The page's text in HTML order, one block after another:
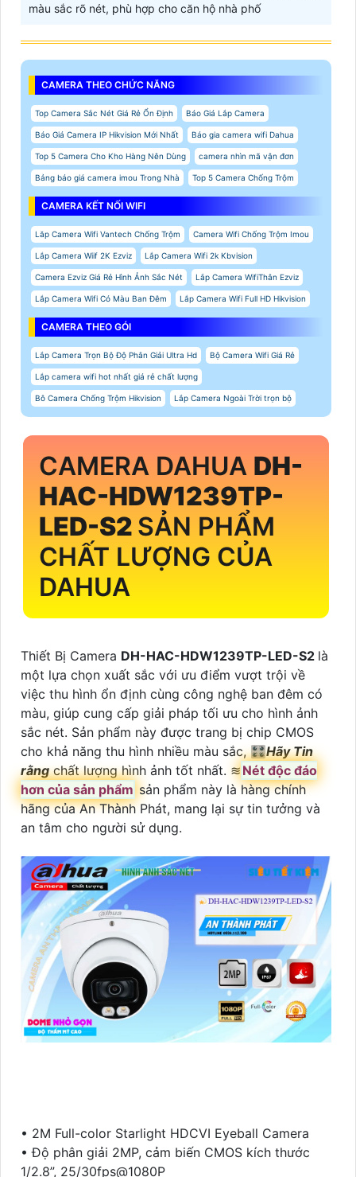
màu sắc rõ nét, phù hợp cho căn hộ nhà phố
CAMERA THEO CHỨC NĂNG
Top Camera Sắc Nét Giá Rẻ Ổn Định Báo Giá Lắp Camera
Báo Giá Camera IP Hikvision Mới Nhất Báo gia camera wifi Dahua
Top 5 Camera Cho Kho Hàng Nên Dùng camera nhìn mã vận đơn
Bảng báo giá camera imou Trong Nhà Top 5 Camera Chống Trộm
CAMERA KẾT NỐI WIFI
Lăp Camera Wifi Vantech Chống Trộm Camera Wifi Chống Trộm Imou
Lắp Camera Wiif 2K Ezviz Lắp Camera Wifi 2k Kbvision
Camera Ezviz Giá Rẻ Hình Ảnh Sắc Nét Lắp Camera WifiThân Ezviz
Lắp Camera Wifi Có Màu Ban Đêm Lắp Camera Wifi Full HD Hikvision
CAMERA THEO GÓI
Lắp Camera Trọn Bộ Độ Phân Giải Ultra Hd Bộ Camera Wifi Giá Rẻ
Lắp camera wifi hot nhất giá rẻ chất lượng
Bô Camera Chống Trộm Hikvision Lắp Camera Ngoài Trời trọn bộ
CAMERA DAHUA DH-
HAC-HDW1239TP-
LED-S2 SẢN PHẨM
CHẤT LƯỢNG CỦA
DAHUA
Thiết Bị Camera DH-HAC-HDW1239TP-LED-S2 là
một lựa chọn xuất sắc với ưu điểm vượt trội về
việc thu hình ổn định cùng công nghệ ban đêm có
màu, giúp cung cấp giải pháp tối ưu cho hình ảnh
sắc nét. Sản phẩm này được trang bị chip CMOS
cho khả năng thu hình nhiều màu sắc, 🎛Hãy Tin
rằngchất lượng hình ảnh tốt nhất. ≋ Nét độc đáo
hơn của sản phẩm sản phẩm này là hàng chính
hãng của An Thành Phát, mang lại sự tin tưởng và
an tâm cho người sử dụng.
• 2M Full-color Starlight HDCVI Eyeball Camera
• Độ phân giải 2MP, cảm biến CMOS kích thước
1/2.8”, 25/30fps@1080P